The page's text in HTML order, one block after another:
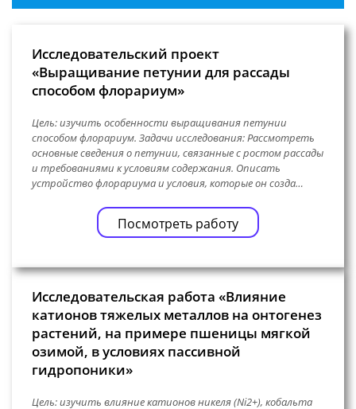
Исследовательский проект
«Выращивание петунии для рассады
способом флорариум»
Цель: изучить особенности выращивания петунии
способом флорариум. Задачи исследования: Рассмотреть
основные сведения о петунии, связанные с ростом рассады
и требованиями к условиям содержания. Описать
устройство флорариума и условия, которые он созда…
Посмотреть работу
Исследовательская работа «Влияние
катионов тяжелых металлов на онтогенез
растений, на примере пшеницы мягкой
озимой, в условиях пассивной
гидропоники»
Цель: изучить влияние катионов никеля (Ni2+), кобальта